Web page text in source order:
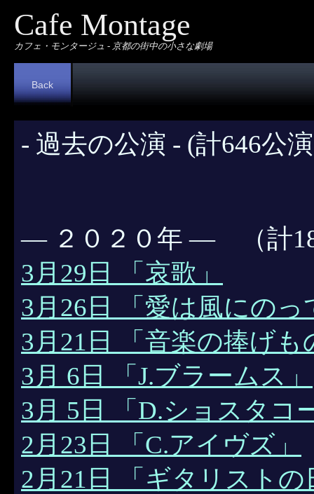
Cafe Montage
カフェ・モンタージュ - 京都の街中の小さな劇場
Back
- 過去の公演 - (計646公
― ２０２０年 ― （計
3月29日 「哀歌」
3月26日 「愛は風にのっ
3月21日 「音楽の捧げも
3月 6日 「J.ブラームス」
3月 5日 「D.ショスタコ
2月23日 「C.アイヴズ」
2月21日 「ギタリストの